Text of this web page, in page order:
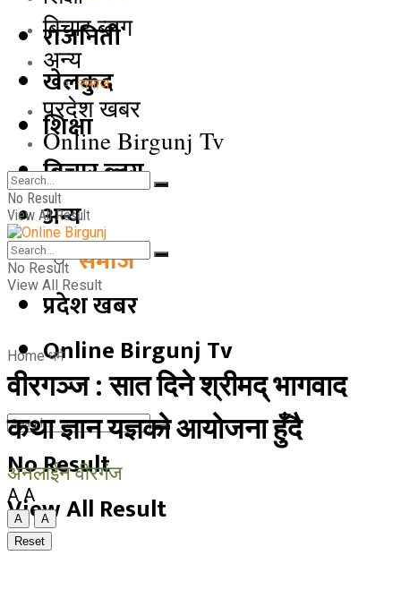
राजनिती
खेलकुद
शिक्षा
बिचार ब्लग
अन्य
समाज
प्रदेश खबर
Online Birgunj Tv
No Result
View All Result
बिचार ब्लग
अन्य
समाज
प्रदेश खबर
Online Birgunj Tv
No Result
View All Result
No Result
View All Result
Home धर्म
वीरगञ्ज : सात दिने श्रीमद् भागवाद
कथा ज्ञान यज्ञको आयोजना हुँदै
अनलाईन वीरगंज
A A
A
A
Reset